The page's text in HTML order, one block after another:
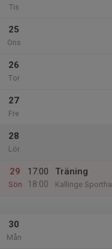
Tis
25
Ons
26
Tor
27
Fre
28
Lör
29
Sön
17:00
18:00
Träning
Kallinge Sporthall
30
Mån